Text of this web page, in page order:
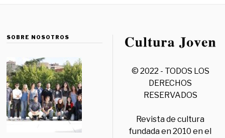
SOBRE NOSOTROS
© 2022 - TODOS LOS
DERECHOS
RESERVADOS
Revista de cultura
fundada en 2010 en el